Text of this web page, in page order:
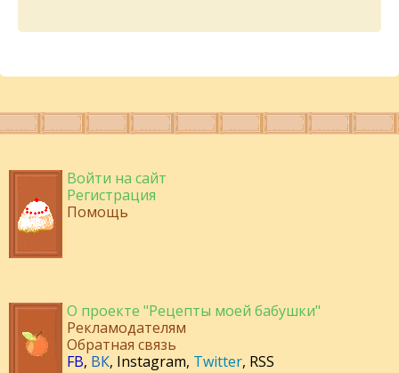
Войти на сайт
Регистрация
Помощь
О проекте "Рецепты моей бабушки"
Рекламодателям
Обратная связь
FB, ВК, Instagram, Twitter, RSS